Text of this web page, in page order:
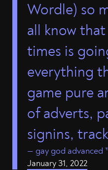
Wordle) so
all know
times is
everything
game pure
of adverts,
signins,
— gay god advanced
January 31, 2022